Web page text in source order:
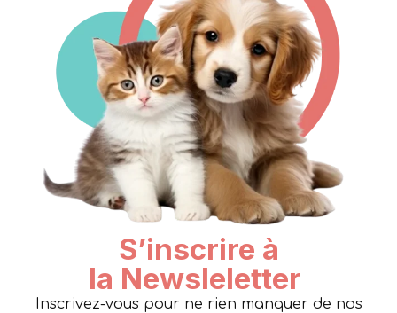
S’inscrire à
la Newsleletter
Inscrivez-vous pour ne rien manquer de nos